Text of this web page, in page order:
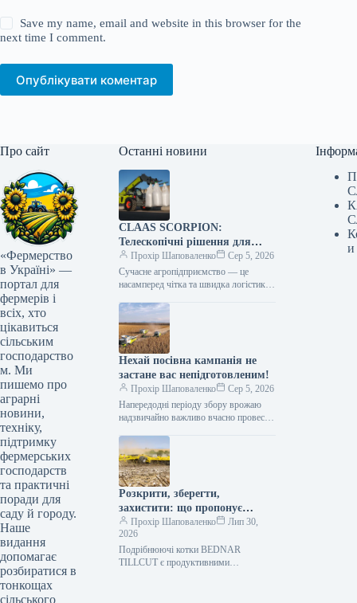
Save my name, email and website in this browser for the
next time I comment.
Опублікувати коментар
Про сайт
«Фермерство
в Україні» —
портал для
фермерів і
всіх, хто
цікавиться
сільським
господарство
м. Ми
пишемо про
аграрні
новини,
техніку,
підтримку
фермерських
господарств
та практичні
поради для
саду й городу.
Наше
видання
допомагає
розбиратися в
тонкощах
сільського
Останні новини
CLAAS SCORPION:
Телескопічні рішення для
ефективного агрологістичного
менеджменту
Прохір Шаповаленко
Сер 5, 2026
Сучасне агропідприємство — це
насамперед чітка та швидка логістика.
тисяч тонн зерна, робота з
біогазовими…
Нехай посівна кампанія не
застане вас непідготовленим!
Прохір Шаповаленко
Сер 5, 2026
Напередодні періоду збору врожаю
надзвичайно важливо вчасно провести
виконати всі процедури планового
технічного
обслуговування.Оптимальним
вибором є…
Розкрити, зберегти,
захистити: що пропонує
обробка рослинних залишків
котками BEDNAR TILLCUT
Прохір Шаповаленко
Лип 30,
2026
Подрібнюючі котки BEDNAR
TILLCUT є продуктивними
и